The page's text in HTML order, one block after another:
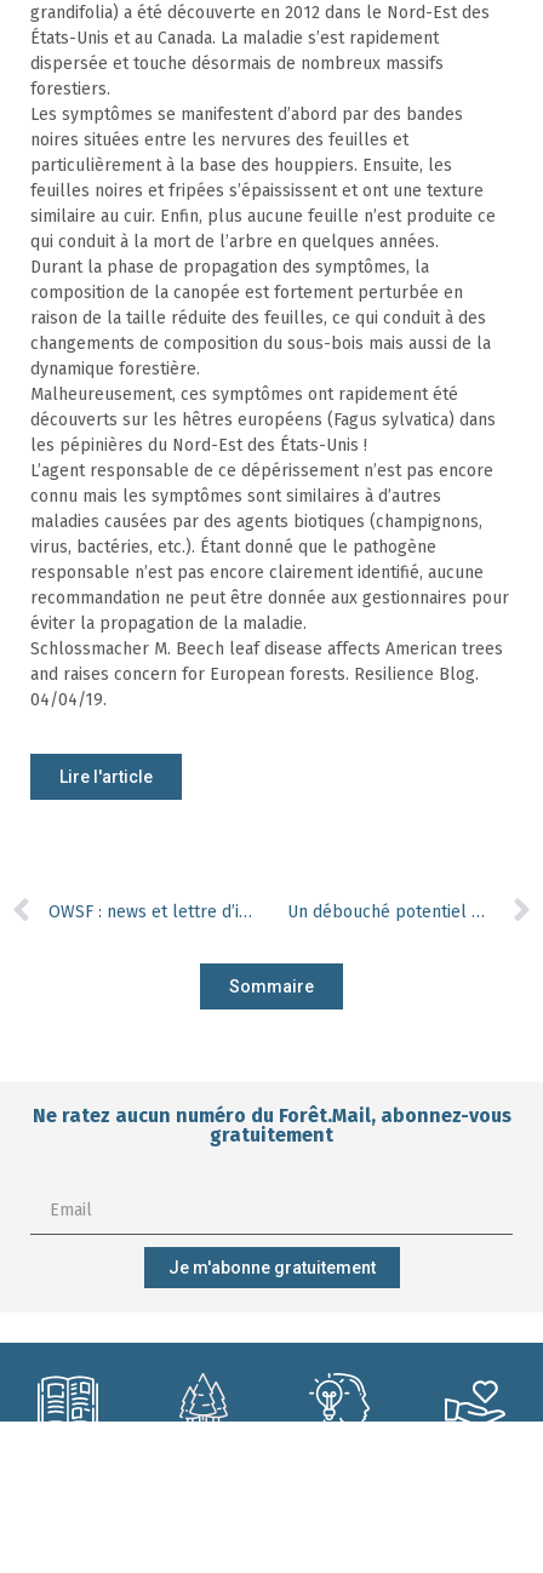
grandifolia) a été découverte en 2012 dans le Nord-Est des
États-Unis et au Canada. La maladie s’est rapidement
dispersée et touche désormais de nombreux massifs
forestiers.
Les symptômes se manifestent d’abord par des bandes
noires situées entre les nervures des feuilles et
particulièrement à la base des houppiers. Ensuite, les
feuilles noires et fripées s’épaississent et ont une texture
similaire au cuir. Enfin, plus aucune feuille n’est produite ce
qui conduit à la mort de l’arbre en quelques années.
Durant la phase de propagation des symptômes, la
composition de la canopée est fortement perturbée en
raison de la taille réduite des feuilles, ce qui conduit à des
changements de composition du sous-bois mais aussi de la
dynamique forestière.
Malheureusement, ces symptômes ont rapidement été
découverts sur les hêtres européens (Fagus sylvatica) dans
les pépinières du Nord-Est des États-Unis !
L’agent responsable de ce dépérissement n’est pas encore
connu mais les symptômes sont similaires à d’autres
maladies causées par des agents biotiques (champignons,
virus, bactéries, etc.). Étant donné que le pathogène
responsable n’est pas encore clairement identifié, aucune
recommandation ne peut être donnée aux gestionnaires pour
éviter la propagation de la maladie.
Schlossmacher M. Beech leaf disease affects American trees
and raises concern for European forests. Resilience Blog.
04/04/19.
Lire l'article
OWSF : news et lettre d’info Un débouché potentiel pour nos landes à fougères ?
Sommaire
Ne ratez aucun numéro du Forêt.Mail, abonnez-vous
gratuitement
Je m'abonne gratuitement